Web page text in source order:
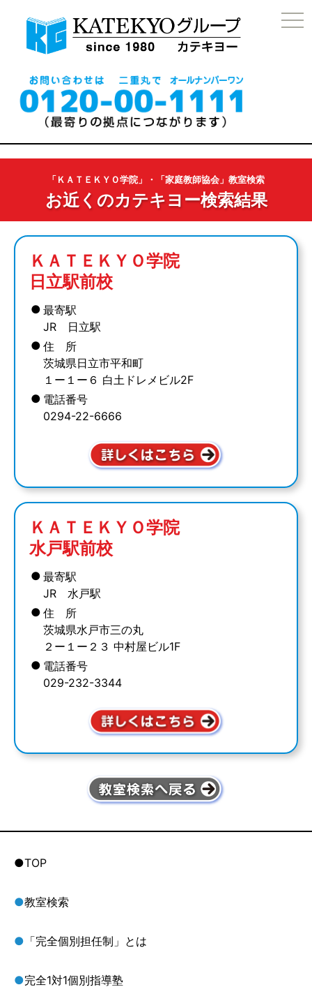
「ＫＡＴＥＫＹＯ学院」・「家庭教師協会」教室検索
お近くのカテキヨー検索結果
ＫＡＴＥＫＹＯ学院
日立駅前校
● 最寄駅
JR 日立駅
● 住 所
茨城県日立市平和町
１ー１ー６ 白土ドレメビル2F
● 電話番号
0294-22-6666
ＫＡＴＥＫＹＯ学院
水戸駅前校
● 最寄駅
JR 水戸駅
● 住 所
茨城県水戸市三の丸
２ー１ー２３ 中村屋ビル1F
● 電話番号
029-232-3344
●TOP
●教室検索
● 「完全個別担任制」とは
●完全1対1個別指導塾